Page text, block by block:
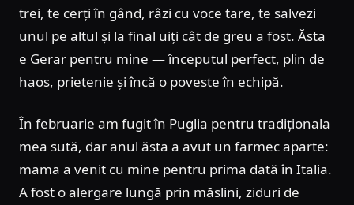
trei, te cerți în gând, râzi cu voce tare, te salvezi
unul pe altul și la final uiți cât de greu a fost. Ăsta
e Gerar pentru mine — începutul perfect, plin de
haos, prietenie și încă o poveste în echipă.
În februarie am fugit în Puglia pentru tradiționala
mea sută, dar anul ăsta a avut un farmec aparte:
mama a venit cu mine pentru prima dată în Italia.
A fost o alergare lungă prin măslini, ziduri de